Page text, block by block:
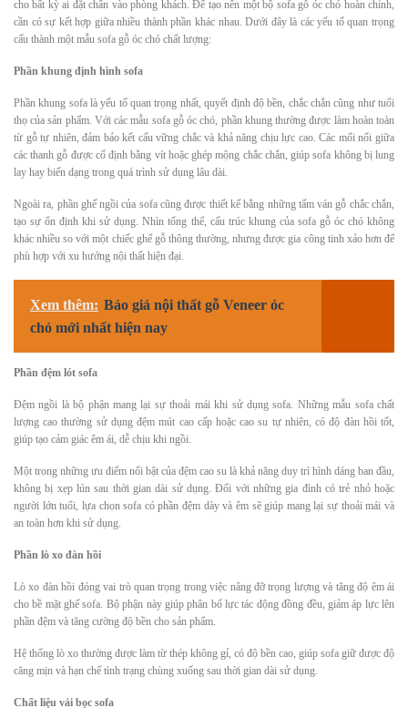
cho bất kỳ ai đặt chân vào phòng khách. Để tạo nên một bộ sofa gỗ óc chó hoàn chỉnh,
cần có sự kết hợp giữa nhiều thành phần khác nhau. Dưới đây là các yếu tố quan trọng
cấu thành một mẫu sofa gỗ óc chó chất lượng:
Phần khung định hình sofa
Phần khung sofa là yếu tố quan trọng nhất, quyết định độ bền, chắc chắn cũng như tuổi
thọ của sản phẩm. Với các mẫu sofa gỗ óc chó, phần khung thường được làm hoàn toàn
từ gỗ tự nhiên, đảm bảo kết cấu vững chắc và khả năng chịu lực cao. Các mối nối giữa
các thanh gỗ được cố định bằng vít hoặc ghép mộng chắc chắn, giúp sofa không bị lung
lay hay biến dạng trong quá trình sử dụng lâu dài.
Ngoài ra, phần ghế ngồi của sofa cũng được thiết kế bằng những tấm ván gỗ chắc chắn,
tạo sự ổn định khi sử dụng. Nhìn tổng thể, cấu trúc khung của sofa gỗ óc chó không
khác nhiều so với một chiếc ghế gỗ thông thường, nhưng được gia công tinh xảo hơn để
phù hợp với xu hướng nội thất hiện đại.
Xem thêm: Báo giá nội thất gỗ Veneer óc
chó mới nhất hiện nay
Phần đệm lót sofa
Đệm ngồi là bộ phận mang lại sự thoải mái khi sử dụng sofa. Những mẫu sofa chất
lượng cao thường sử dụng đệm mút cao cấp hoặc cao su tự nhiên, có độ đàn hồi tốt,
giúp tạo cảm giác êm ái, dễ chịu khi ngồi.
Một trong những ưu điểm nổi bật của đệm cao su là khả năng duy trì hình dáng ban đầu,
không bị xẹp lún sau thời gian dài sử dụng. Đối với những gia đình có trẻ nhỏ hoặc
người lớn tuổi, lựa chọn sofa có phần đệm dày và êm sẽ giúp mang lại sự thoải mái và
an toàn hơn khi sử dụng.
Phần lò xo đàn hồi
Lò xo đàn hồi đóng vai trò quan trọng trong việc nâng đỡ trọng lượng và tăng độ êm ái
cho bề mặt ghế sofa. Bộ phận này giúp phân bổ lực tác động đồng đều, giảm áp lực lên
phần đệm và tăng cường độ bền cho sản phẩm.
Hệ thống lò xo thường được làm từ thép không gỉ, có độ bền cao, giúp sofa giữ được độ
căng mịn và hạn chế tình trạng chùng xuống sau thời gian dài sử dụng.
Chất liệu vải bọc sofa